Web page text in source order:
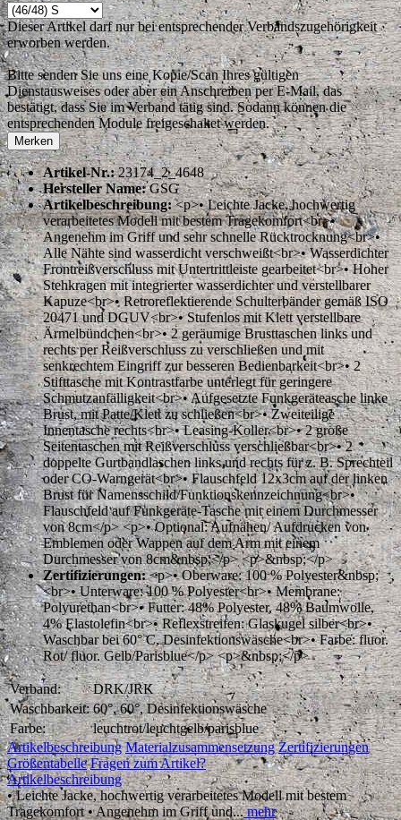
Dieser Artikel darf nur bei entsprechender Verbandszugehörigkeit
erworben werden.
Bitte senden Sie uns eine Kopie/Scan Ihres gültigen
Dienstausweises oder aber ein Anschreiben per E-Mail, das
bestätigt, dass Sie im Verband tätig sind. Sodann können die
entsprechenden Module freigeschaltet werden.
Merken
Artikel-Nr.:23174_2_4648
Hersteller Name:GSG
Artikelbeschreibung:<p>• Leichte Jacke, hochwertig
verarbeitetes Modell mit bestem Tragekomfort<br>•
Angenehm im Griff und sehr schnelle Rücktrocknung<br>•
Alle Nähte sind wasserdicht verschweißt<br>• Wasserdichter
Frontreißverschluss mit Untertrittleiste gearbeitet<br>• Hoher
Stehkragen mit integrierter wasserdichter und verstellbarer
Kapuze<br>• Retroreflektierende Schulterbänder gemäß ISO
20471 und DGUV<br>• Stufenlos mit Klett verstellbare
Ärmelbündchen<br>• 2 geräumige Brusttaschen links und
rechts per Reißverschluss zu verschließen und mit
senkrechtem Eingriff zur besseren Bedienbarkeit<br>• 2
Stifttasche mit Kontrastfarbe unterlegt für geringere
Schmutzanfälligkeit<br>• Aufgesetzte Funkgeräteasche linke
Brust, mit Patte/Klett zu schließen<br>• Zweiteilige
Innentasche rechts<br>• Leasing-Koller<br>• 2 große
Seitentaschen mit Reißverschluss verschließbar<br>• 2
doppelte Gurtbandlaschen links und rechts für z. B. Sprechteil
oder CO-Warngerät<br>• Flauschfeld 12x3cm auf der linken
Brust für Namensschild/Funktionskennzeichnung<br>•
Flauschfeld auf Funkgeräte-Tasche mit einem Durchmesser
von 8cm</p> <p>• Optional: Aufnähen/ Aufdrucken von
Emblemen oder Wappen auf dem Arm mit einem
Durchmesser von 8cm&nbsp;</p> <p>&nbsp;</p>
Zertifizierungen:<p>• Oberware: 100 % Polyester&nbsp;
<br>• Unterware: 100 % Polyester<br>• Membrane:
Polyurethan<br>• Futter: 48% Polyester, 48% Baumwolle,
4% Elastolefin<br>• Reflexstreifen: Glaskugel silber<br>•
Waschbar bei 60° C, Desinfektionswäsche<br>• Farbe: fluor.
Rot/ fluor. Gelb/Parisblue</p> <p>&nbsp;</p>
Verband:
DRK/JRK
Waschbarkeit: 60°, 60°, Desinfektionswäsche
Farbe:
leuchtrot/leuchtgelb/parisblue
Artikelbeschreibung Materialzusammensetzung Zertifizierungen
Größentabelle Fragen zum Artikel?
Artikelbeschreibung
• Leichte Jacke, hochwertig verarbeitetes Modell mit bestem
Tragekomfort • Angenehm im Griff und...mehr